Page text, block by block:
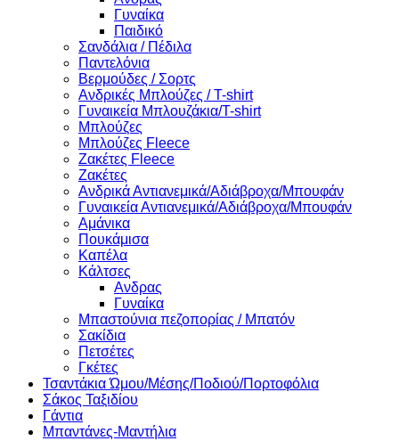
Γυναίκα
Παιδικό
Σανδάλια / Πέδιλα
Παντελόνια
Βερμούδες / Σορτς
Ανδρικές Μπλούζες / T-shirt
Γυναικεία Μπλουζάκια/T-shirt
Μπλούζες
Μπλούζες Fleece
Ζακέτες Fleece
Ζακέτες
Ανδρικά Αντιανεμικά/Αδιάβροχα/Μπουφάν
Γυναικεία Αντιανεμικά/Αδιάβροχα/Μπουφάν
Αμάνικα
Πουκάμισα
Καπέλα
Κάλτσες
Ανδρας
Γυναίκα
Μπαστούνια πεζοπορίας / Μπατόν
Σακίδια
Πετσέτες
Γκέτες
Τσαντάκια Ώμου/Μέσης/Ποδιού/Πορτοφόλια
Σάκος Ταξιδίου
Γάντια
Μπαντάνες-Μαντήλια